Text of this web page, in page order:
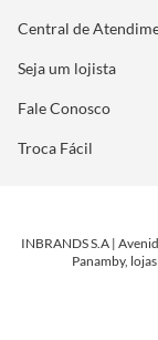
Central de
Seja um lojista
Fale Conosco
Troca Fácil
INBRANDS S.A |
Panamby,